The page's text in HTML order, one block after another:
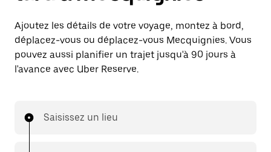
Ajoutez les détails de votre voyage, montez à bord,
déplacez-vous ou déplacez-vous Mecquignies. Vous
pouvez aussi planifier un trajet jusqu'à 90 jours à
l'avance avec Uber Reserve.
Saisissez un lieu